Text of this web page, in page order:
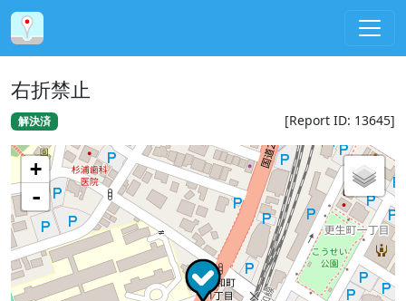
右折禁止
解決済 [Report ID: 13645]
+
-